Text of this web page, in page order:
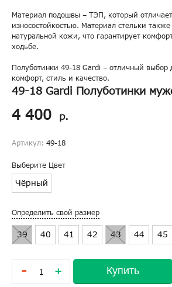
Материал подошвы – ТЭП, который
износостойкостью. Материал стельки
натуральной кожи, что гарантирует
ходьбе.
Полуботинки 49-18 Gardi – отличный выбор
комфорт, стиль и качество.
49-18 Gardi Полуботинки
4 400 р.
Артикул: 49-18
Выберите Цвет
Чёрный
Определить свой размер
39 40 41 42 43 44 45
- + Купить